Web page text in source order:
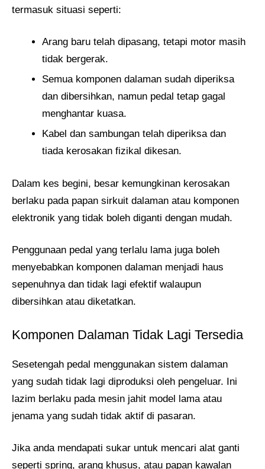
termasuk situasi seperti:
Arang baru telah dipasang, tetapi motor masih
tidak bergerak.
Semua komponen dalaman sudah diperiksa
dan dibersihkan, namun pedal tetap gagal
menghantar kuasa.
Kabel dan sambungan telah diperiksa dan
tiada kerosakan fizikal dikesan.
Dalam kes begini, besar kemungkinan kerosakan
berlaku pada papan sirkuit dalaman atau komponen
elektronik yang tidak boleh diganti dengan mudah.
Penggunaan pedal yang terlalu lama juga boleh
menyebabkan komponen dalaman menjadi haus
sepenuhnya dan tidak lagi efektif walaupun
dibersihkan atau diketatkan.
Komponen Dalaman Tidak Lagi Tersedia
Sesetengah pedal menggunakan sistem dalaman
yang sudah tidak lagi diproduksi oleh pengeluar. Ini
lazim berlaku pada mesin jahit model lama atau
jenama yang sudah tidak aktif di pasaran.
Jika anda mendapati sukar untuk mencari alat ganti
seperti spring, arang khusus, atau papan kawalan